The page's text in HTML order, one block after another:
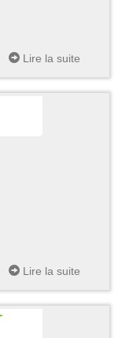
Lire la suite
Lire la suite